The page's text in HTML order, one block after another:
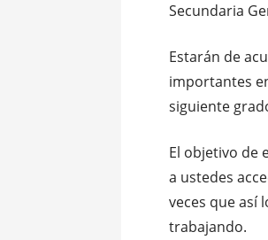
Secundaria
Estarán de
importantes
siguiente
El objetivo de
a ustedes
veces que así
trabajando.